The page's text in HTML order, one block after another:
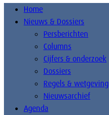
Home
Nieuws & Dossiers
Persberichten
Columns
Cijfers & onderzoek
Dossiers
Regels & wetgeving
Nieuwsarchief
Agenda